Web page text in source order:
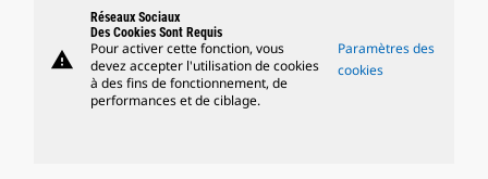
warning
Réseaux Sociaux
Des Cookies Sont Requis
Pour activer cette fonction, vous
devez accepter l'utilisation de cookies
à des fins de fonctionnement, de
performances et de ciblage.
Paramètres des
cookies